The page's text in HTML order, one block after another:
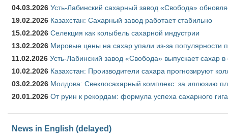
04.03.2026 Усть-Лабинский сахарный завод «Свобода»
19.02.2026 Казахстан: Сахарный завод работает стабильно
15.02.2026 Селекция как колыбель сахарной индустрии
13.02.2026 Мировые цены на сахар упали из-за популярности
11.02.2026 Усть-Лабинский завод «Свобода» выпускает сахар в
10.02.2026 Казахстан: Производители сахара прогнозируют
03.02.2026 Молдова: Свеклосахарный комплекс: за иллюзию
20.01.2026 От руин к рекордам: формула успеха сахарного
News in English (delayed)